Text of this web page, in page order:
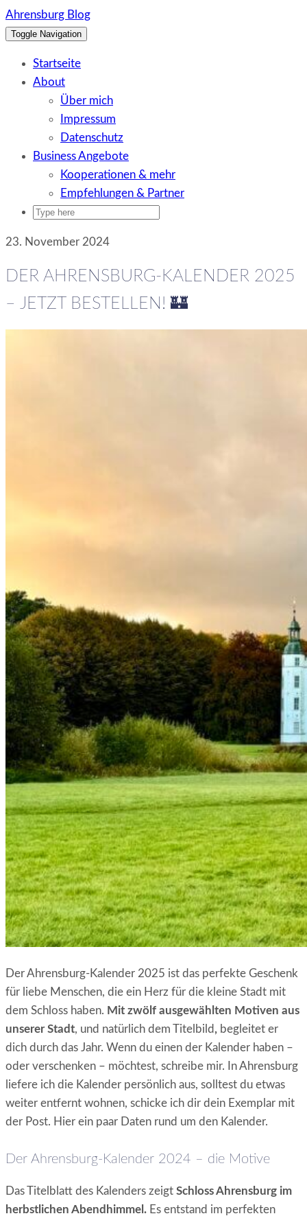
Skip
to
Ahrensburg Blog
Toggle Navigation
Startseite
About
Über mich
Impressum
Datenschutz
Business Angebote
Kooperationen & mehr
Empfehlungen & Partner
23. November 2024
DER AHRENSBURG-KALENDER 2025
– JETZT BESTELLEN! 🏰
Der Ahrensburg-Kalender 2025 ist das perfekte Geschenk
für liebe Menschen, die ein Herz für die kleine Stadt mit
dem Schloss haben. Mit zwölf ausgewählten Motiven aus
unserer Stadt, und natürlich dem Titelbild, begleitet er
dich durch das Jahr. Wenn du einen der Kalender haben –
oder verschenken – möchtest, schreibe mir. In Ahrensburg
liefere ich die Kalender persönlich aus, solltest du etwas
weiter entfernt wohnen, schicke ich dir dein Exemplar mit
der Post. Hier ein paar Daten rund um den Kalender.
Der Ahrensburg-Kalender 2024 – die Motive
Das Titelblatt des Kalenders zeigt Schloss Ahrensburg im
herbstlichen Abendhimmel. Es entstand im perfekten